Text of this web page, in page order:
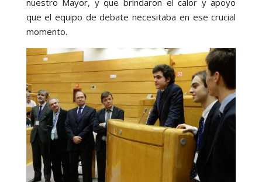
que el equipo de debate necesitaba en ese crucial
momento.